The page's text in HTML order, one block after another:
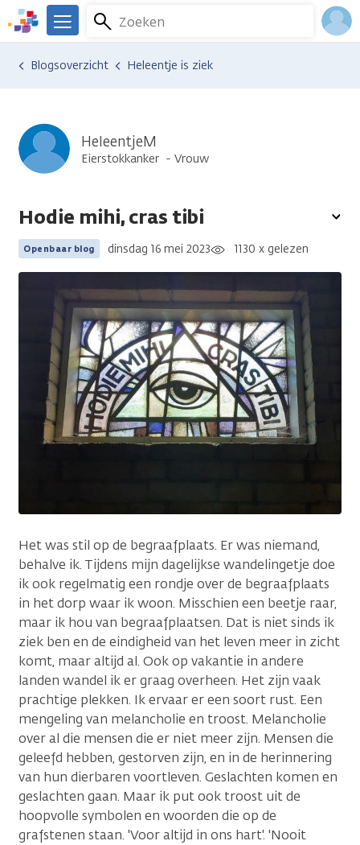
Overslaan
en
naar
We
er
Kanker.nl
Zoeken
Menu
Ervaringen van anderen
Blogsoverzicht Heleentje is ziek
HeleentjeM
Eierstokkanker Vrouw
Hodie mihi, cras tibi
Openbaar blog dinsdag 16 mei 2023 1130 x gelezen
Het was stil op de begraafplaats. Er was niemand,
behalve ik. Tijdens mijn dagelijkse wandelingetje doe
ik ook regelmatig een rondje over de begraafplaats
in het dorp waar ik woon. Misschien een beetje raar,
maar ik hou van begraafplaatsen. Dat is niet sinds ik
ziek ben en de eindigheid van het leven meer in zicht
komt, maar altijd al. Ook op vakantie in andere
landen wandel ik er graag overheen. Het zijn vaak
prachtige plekken. Ik ervaar er een soort rust. Een
mengeling van melancholie en troost. Melancholie
over al die mensen die er niet meer zijn. Mensen die
geleefd hebben, gestorven zijn, en in de herinnering
van hun dierbaren voortleven. Geslachten komen en
geslachten gaan. Maar ik put ook troost uit de
hoopvolle symbolen en woorden die op de
grafstenen staan. 'Voor altijd in ons hart'. 'Nooit